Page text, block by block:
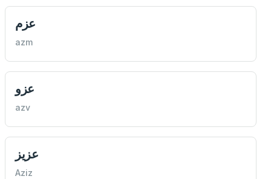
عزم
azm
عزو
azv
عزيز
Aziz